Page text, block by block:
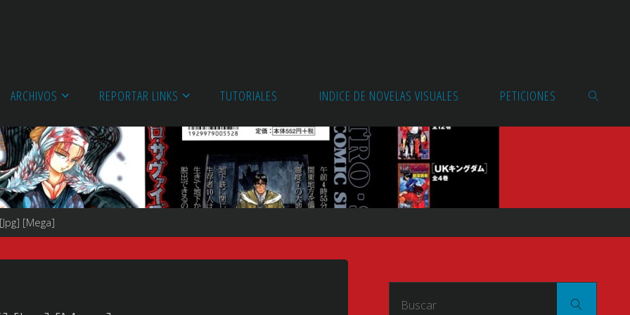
ARCHIVOS REPORTAR LINKS TUTORIALES INDICE DE NOVELAS VISUALES PETICIONES
[Mega]
Buscar